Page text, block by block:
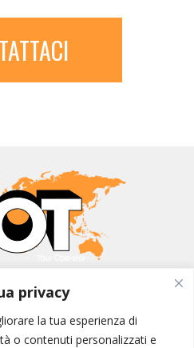
privacy
la tua esperienza di
o contenuti personalizzati e
IOT VIAGGI